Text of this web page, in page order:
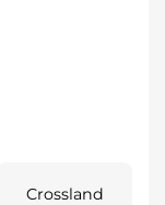
Crossland